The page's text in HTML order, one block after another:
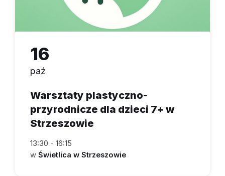
16
paź
Warsztaty plastyczno-
przyrodnicze dla dzieci 7+ w
Strzeszowie
13:30 - 16:15
w Świetlica w Strzeszowie